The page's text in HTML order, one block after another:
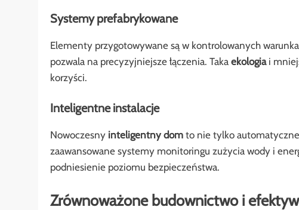
Systemy prefabrykowane
Elementy przygotowywane są w kontrolowanych
pozwala na precyzyjniejsze łączenia. Taka ekologiai
korzyści.
Inteligentne instalacje
Nowoczesny inteligentny dom to nie tylko
zaawansowane systemy monitoringu zużycia wody i
podniesienie poziomu bezpieczeństwa.
Zrównoważone budownictwo i